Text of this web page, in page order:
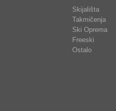
Skijališta
Takmičenja
Ski Oprema
Freeski
Ostalo